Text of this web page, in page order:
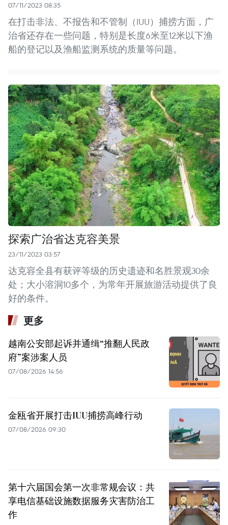
07/11/2023 08:35
在打击非法、不报告和不管制（IUU）捕捞方面，广
治省还存在一些问题，特别是长度6米至12米以下渔
船的登记以及渔船监测系统的质量等问题。
探索广治省达克容美景
23/11/2023 03:57
达克容全县有获评等级的历史遗迹和名胜景观30余
处；大小溶洞10多个，为常年开展旅游活动提供了良
好的条件。
更多
越南公安部起诉并通缉“推翻人民政
府”案涉案人员
07/08/2026 14:56
金瓯省开展打击IUU捕捞高峰行动
07/08/2026 09:30
第十六届国会第一次非常规会议：共
享电信基础设施数据服务灾害防治工
作